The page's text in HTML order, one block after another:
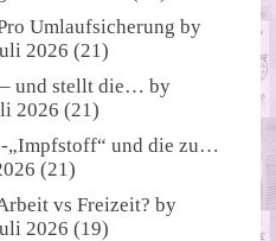
Umlaufsicherung by
2026 (21)
und stellt die… by
2026 (21)
„Impfstoff“ und die zu…
(21)
vs Freizeit? by
2026 (19)